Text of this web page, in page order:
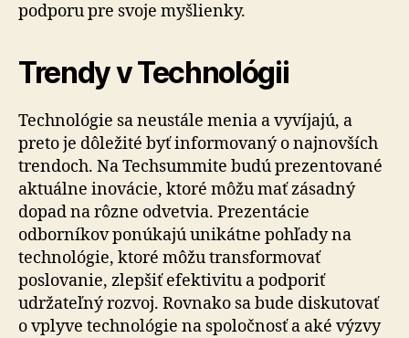
podporu pre svoje myšlienky.
Trendy v Technológii
Technológie sa neustále menia a vyvíjajú, a
preto je dôležité byť informovaný o najnovších
trendoch. Na Techsummite budú prezentované
aktuálne inovácie, ktoré môžu mať zásadný
dopad na rôzne odvetvia. Prezentácie
odborníkov ponúkajú unikátne pohľady na
technológie, ktoré môžu transformovať
poslovanie, zlepšiť efektivitu a podporiť
udržateľný rozvoj. Rovnako sa bude diskutovať
o vplyve technológie na spoločnosť a aké výzvy